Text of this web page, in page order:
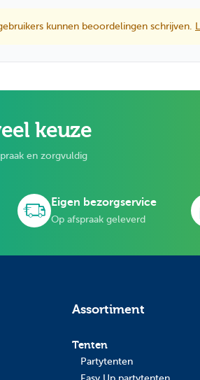
kunnen beoordelingen schrijven.
keuze
en zorgvuldig
Eigen bezorgservice
Op afspraak geleverd
Assortiment
Tenten
Partytenten